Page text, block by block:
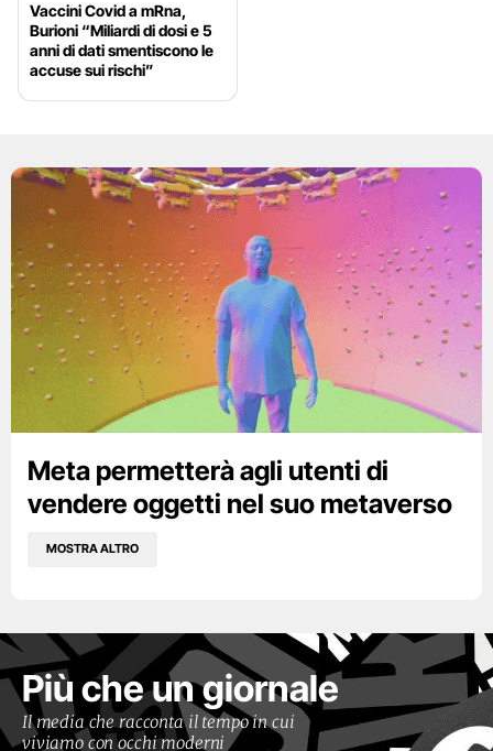
Vaccini Covid a mRna,
Burioni “Miliardi di dosi e 5
anni di dati smentiscono le
accuse sui rischi”
Meta permetterà agli utenti di
vendere oggetti nel suo metaverso
MOSTRA ALTRO
Più che un giornale
Il media che racconta il tempo in cui
viviamo con occhi moderni